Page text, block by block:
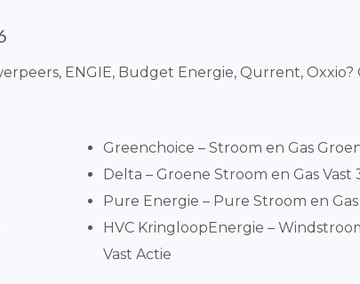
ENGIE, Budget Energie, Qurrent,
Greenchoice – Stroom en Gas
Delta – Groene Stroom en Gas Vast
Pure Energie – Pure Stroom en
HVC KringloopEnergie –
Vast Actie